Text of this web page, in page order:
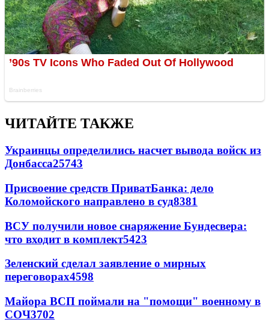
ЧИТАЙТЕ ТАКЖЕ
Украинцы определились насчет вывода войск из
Донбасса25743
Присвоение средств ПриватБанка: дело
Коломойского направлено в суд8381
ВСУ получили новое снаряжение Бундесвера:
что входит в комплект5423
Зеленский сделал заявление о мирных
переговорах4598
Майора ВСП поймали на "помощи" военному в
СОЧ3702